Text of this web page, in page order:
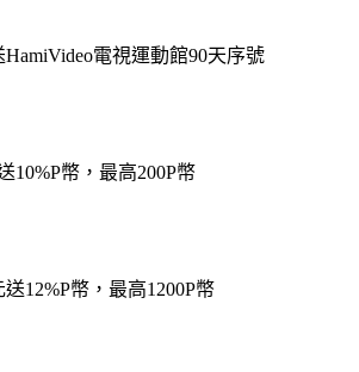
HamiVideo電視運動館90天序號
10%P幣，最高200P幣
12%P幣，最高1200P幣